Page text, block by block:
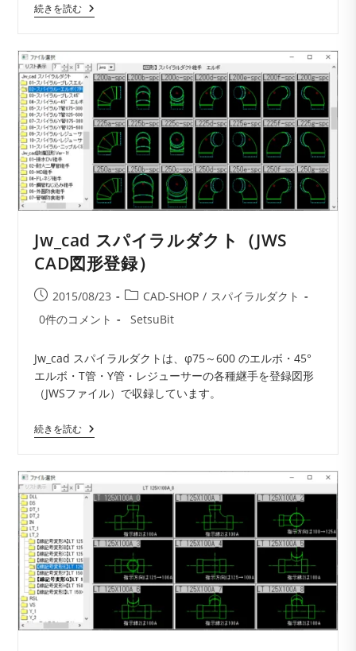
続きを読むJw_cad
埋
管
施
工
図
ワ
ン
ポ
イ
ン
説
【動
Jw_cad スパイラルダクト（JWS
CAD図形登録）
投
稿
公
日:
2015/08/23
投
稿
カ
ゴ
リ
ー:
CAD-SHOP / スパイラルダクト
投
メ
ン
ト:
0件のコメント
投
者:
SetsuBit
Jw_cad スパイラルダクトは、φ75～600 のエルボ・45°
エルボ・T管・Y管・レジューサーの各種継手を登録図形
（JWSファイル）で収録しています。
続きを読むJw_cad
ス
ラ
ル
（JWS
CAD
図
形
登